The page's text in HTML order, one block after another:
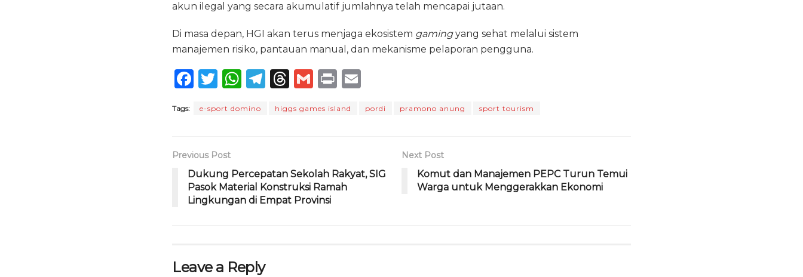
akun ilegal yang secara akumulatif jumlahnya telah mencapai jutaan.
Di masa depan, HGI akan terus menjaga ekosistem gamingyang sehat melalui sistem
manajemen risiko, pantauan manual, dan mekanisme pelaporan pengguna.
F
c
b
o
o
k
T
it
r
W
a
p
p
T
e
m
T
re
s
G
ai
P
n
ai
Tags: e-sport domino higgs games island pordi pramono anung sport tourism
Previous Post
Dukung Percepatan Sekolah Rakyat, SIG
Pasok Material Konstruksi Ramah
Lingkungan di Empat Provinsi
Next Post
Komut dan Manajemen PEPC Turun Temui
Warga untuk Menggerakkan Ekonomi
Leave a Reply